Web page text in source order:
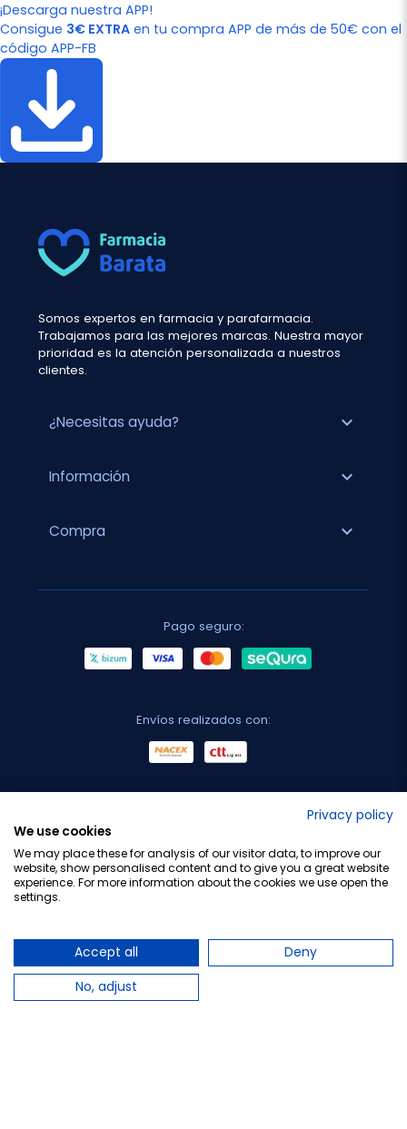
¡Descarga nuestra APP!
Consigue 3€ EXTRA en tu compra APP de más de 50€ con el
código APP-FB
Somos expertos en farmacia y parafarmacia.
Trabajamos para las mejores marcas. Nuestra mayor
prioridad es la atención personalizada a nuestros
clientes.
¿Necesitas ayuda? expand_more
Información expand_more
Compra expand_more
Pago seguro:
Envíos realizados con:
Privacy policy
We use cookies
We may place these for analysis of our visitor data, to improve our
website, show personalised content and to give you a great website
experience. For more information about the cookies we use open the
settings.
Accept all
Deny
No, adjust